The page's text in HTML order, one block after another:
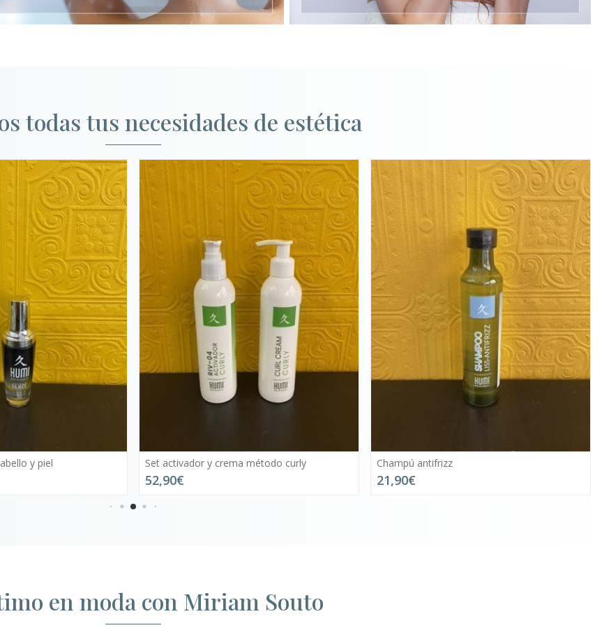
todas tus necesidades de estética
método curly Champú antifrizz
21,90€
Champú matiz rubios
26,90€
en moda con Miriam Souto